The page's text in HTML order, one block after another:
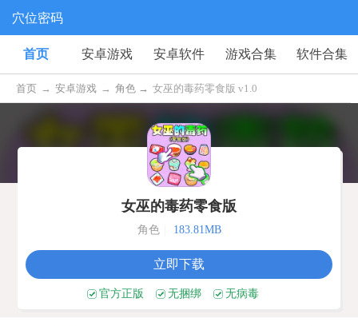
穴位密码
首页 安卓游戏 安卓软件 游戏合集 软件合集
首页 → 安卓游戏 → 角色 → 女巫的毒药零食版 v1.0
女巫的毒药零食版
角色 183.81MB
立即下载
官方正版 无捆绑 无病毒